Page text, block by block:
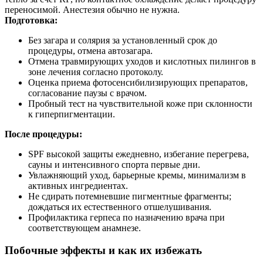
переносимой. Анестезия обычно не нужна.
Подготовка:
Без загара и солярия за установленный срок до
процедуры, отмена автозагара.
Отмена травмирующих уходов и кислотных пилингов в
зоне лечения согласно протоколу.
Оценка приема фотосенсибилизирующих препаратов,
согласование паузы с врачом.
Пробный тест на чувствительной коже при склонности
к гиперпигментации.
После процедуры:
SPF высокой защиты ежедневно, избегание перегрева,
сауны и интенсивного спорта первые дни.
Увлажняющий уход, барьерные кремы, минимализм в
активных ингредиентах.
Не сдирать потемневшие пигментные фрагменты;
дождаться их естественного отшелушивания.
Профилактика герпеса по назначению врача при
соответствующем анамнезе.
Побочные эффекты и как их избежать